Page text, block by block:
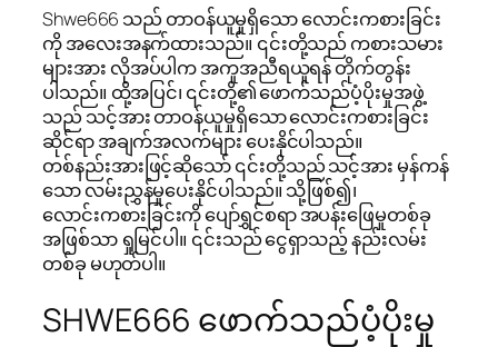
Shwe666 သည် တာဝန်ယူမှုရှိသော လောင်းကစားခြင်း
ကို အလေးအနက်ထားသည်။ ၎င်းတို့သည် ကစားသမား
များအား လိုအပ်ပါက အကူအညီရယူရန် တိုက်တွန်း
ပါသည်။ ထို့အပြင်၊ ၎င်းတို့၏ ဖောက်သည်ပံ့ပိုးမှုအဖွဲ့
သည် သင့်အား တာဝန်ယူမှုရှိသော လောင်းကစားခြင်း
ဆိုင်ရာ အချက်အလက်များ ပေးနိုင်ပါသည်။
တစ်နည်းအားဖြင့်ဆိုသော် ၎င်းတို့သည် သင့်အား မှန်ကန်
သော လမ်းညွှန်မှုပေးနိုင်ပါသည်။ သို့ဖြစ်၍၊
လောင်းကစားခြင်းကို ပျော်ရွှင်စရာ အပန်းဖြေမှုတစ်ခု
အဖြစ်သာ ရှုမြင်ပါ။ ၎င်းသည် ငွေရှာသည့် နည်းလမ်း
တစ်ခု မဟုတ်ပါ။
SHWE666 ဖောက်သည်ပံ့ပိုးမှု